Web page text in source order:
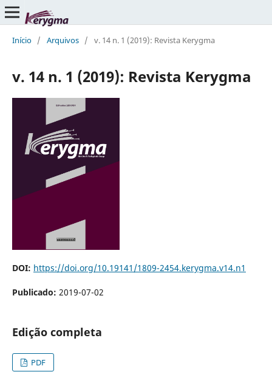
Início / Arquivos / v. 14 n. 1 (2019): Revista Kerygma
v. 14 n. 1 (2019): Revista Kerygma
DOI: https://doi.org/10.19141/1809-2454.kerygma.v14.n1
Publicado: 2019-07-02
Edição completa
PDF